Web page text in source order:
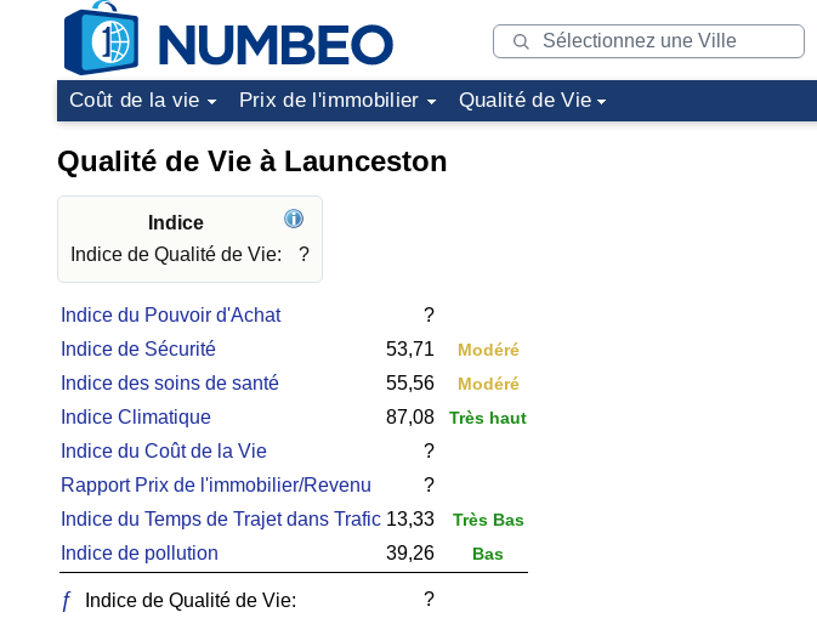
Coût de la vie Prix de l'immobilier Qualité de Vie
Qualité de Vie à Launceston
Indice
Indice de Qualité de Vie:
?
Indice du Pouvoir d'Achat
?
Indice de Sécurité
53,71 Modéré
Indice des soins de santé 55,56 Modéré
Indice Climatique 87,08 Très haut
Indice du Coût de la Vie
?
Rapport Prix de l'immobilier/Revenu
?
Indice du Temps de Trajet dans Trafic 13,33 Très Bas
Indice de pollution 39,26 Bas
ƒ Indice de Qualité de Vie: ?